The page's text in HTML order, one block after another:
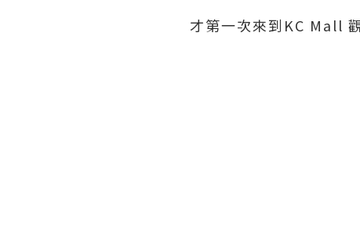
才第一次來到KC Mall